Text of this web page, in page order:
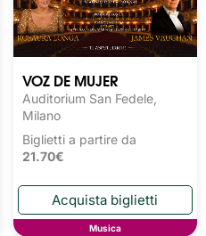
VOZ DE MUJER
Auditorium San Fedele,
Milano
Biglietti a partire da
21.70€
Musica